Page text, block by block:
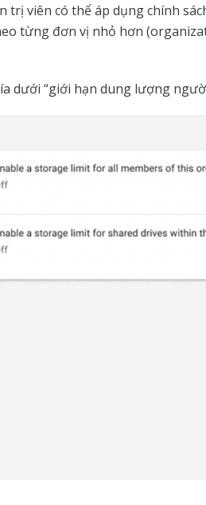
viên có thể áp dụng chính
từng đơn vị nhỏ hơn
dưới “giới hạn dung lượng